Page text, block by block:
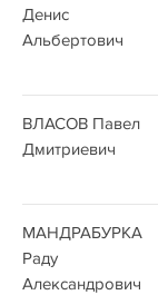
Денис
Альбертович
ВЛАСОВ Павел
Дмитриевич
МАНДРАБУРКА
Раду
Александрович